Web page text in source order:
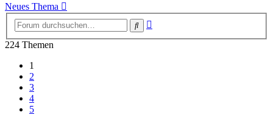
Neues Thema
Suche
224 Themen
1
2
3
4
5